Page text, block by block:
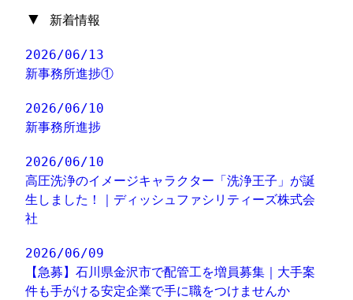
▼ 新着情報
2026/06/13
新事務所進捗①
2026/06/10
新事務所進捗
2026/06/10
高圧洗浄のイメージキャラクター「洗浄王子」が誕
生しました！｜ディッシュファシリティーズ株式会
社
2026/06/09
【急募】石川県金沢市で配管工を増員募集｜大手案
件も手がける安定企業で手に職をつけませんか